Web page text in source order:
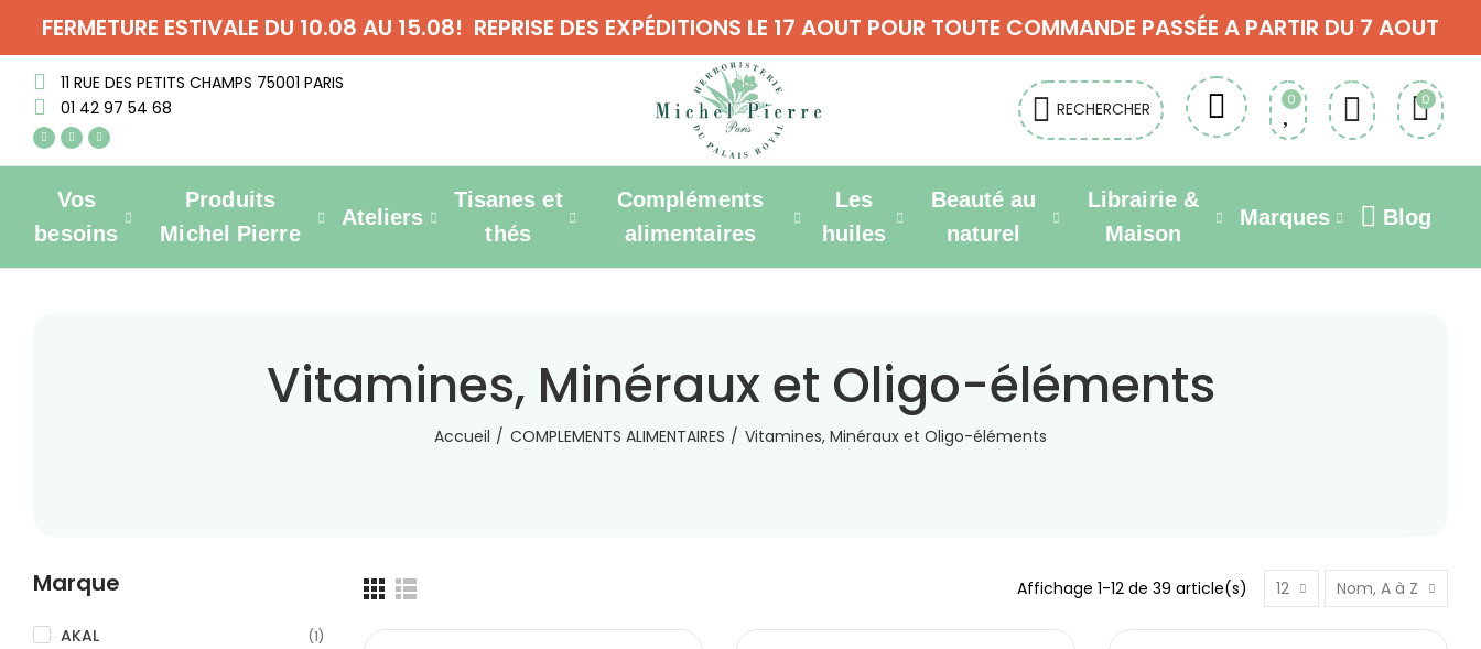
FERMETURE ESTIVALE DU 10.08 AU 15.08! REPRISE DES EXPÉDITIONS LE 17 AOUT POUR TOUTE COMMANDE PASSÉE A PARTIR DU 7 AOUT
11 RUE DES PETITS CHAMPS 75001 PARIS
01 42 97 54 68
RECHERCHER 0 0
Vos
besoins
Produits
Michel Pierre
Ateliers
Tisanes et
thés
Compléments
alimentaires
Les
huiles
Beauté au
naturel
Librairie &
Maison
Marques Blog
Vitamines, Minéraux et Oligo-éléments
Accueil COMPLEMENTS ALIMENTAIRES Vitamines, Minéraux et Oligo-éléments
Affichage 1-12 de 39 article(s) 12 Nom, A à Z
Marque
AKAL (1)